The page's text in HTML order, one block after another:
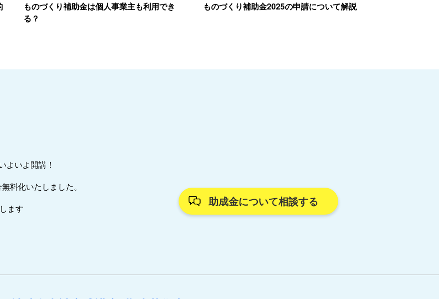
ものづくり補助金は個人事業主も利用でき
る？
ものづくり補助金2025の申請について解説
よいよ開講！
料化いたしました。
ます
助成金について相談する